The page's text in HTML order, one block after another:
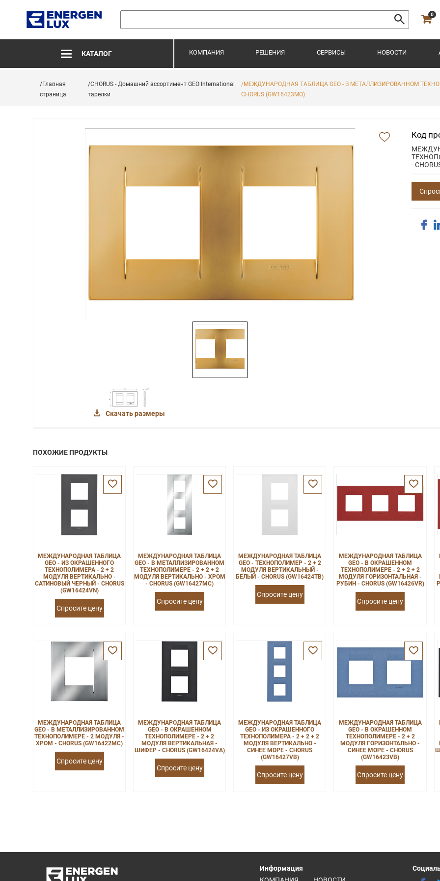
0
КАТАЛОГ КОМПАНИЯ РЕШЕНИЯ СЕРВИСЫ НОВОСТИ
/Главная
страница
/CHORUS - Домашний ассортимент GEO International
тарелки
/МЕЖДУНАРОДНАЯ ТАБЛИЦА GEO - В МЕТАЛЛИЗИРОВАННОМ
CHORUS (GW16423MO)
Скачать размеры
Код
-
ПОХОЖИЕ ПРОДУКТЫ
МЕЖДУНАРОДНАЯ ТАБЛИЦА
GEO - ИЗ ОКРАШЕННОГО
ТЕХНОПОЛИМЕРА - 2 + 2
МОДУЛЯ ВЕРТИКАЛЬНО -
САТИНОВЫЙ ЧЕРНЫЙ - CHORUS
(GW16424VN)
Спросите цену
МЕЖДУНАРОДНАЯ ТАБЛИЦА
GEO - В МЕТАЛЛИЗИРОВАННОМ
ТЕХНОПОЛИМЕРЕ - 2 + 2 + 2
МОДУЛЯ ВЕРТИКАЛЬНО - ХРОМ
- CHORUS (GW16427MC)
Спросите цену
МЕЖДУНАРОДНАЯ ТАБЛИЦА
GEO - ТЕХНОПОЛИМЕР - 2 + 2
МОДУЛЯ ВЕРТИКАЛЬНЫЙ -
БЕЛЫЙ - CHORUS (GW16424TB)
Спросите цену
МЕЖДУНАРОДНАЯ ТАБЛИЦА
GEO - В ОКРАШЕННОМ
ТЕХНОПОЛИМЕРЕ - 2 + 2 + 2
МОДУЛЯ ГОРИЗОНТАЛЬНАЯ -
РУБИН - CHORUS (GW16426VR)
Спросите цену
МЕЖДУНАРОДНАЯ ТАБЛИЦА
GEO - В МЕТАЛЛИЗИРОВАННОМ
ТЕХНОПОЛИМЕРЕ - 2 МОДУЛЯ -
ХРОМ - CHORUS (GW16422MC)
Спросите цену
МЕЖДУНАРОДНАЯ ТАБЛИЦА
GEO - В ОКРАШЕННОМ
ТЕХНОПОЛИМЕРЕ - 2 + 2
МОДУЛЯ ВЕРТИКАЛЬНАЯ -
ШИФЕР - CHORUS (GW16424VA)
Спросите цену
МЕЖДУНАРОДНАЯ ТАБЛИЦА
GEO - ИЗ ОКРАШЕННОГО
ТЕХНОПОЛИМЕРА - 2 + 2 + 2
МОДУЛЯ ВЕРТИКАЛЬНО -
СИНЕЕ МОРЕ - CHORUS
(GW16427VB)
Спросите цену
МЕЖДУНАРОДНАЯ ТАБЛИЦА
GEO - В ОКРАШЕННОМ
ТЕХНОПОЛИМЕРЕ - 2 + 2
МОДУЛЯ ГОРИЗОНТАЛЬНО -
СИНЕЕ МОРЕ - CHORUS
(GW16423VB)
Спросите цену
Информация